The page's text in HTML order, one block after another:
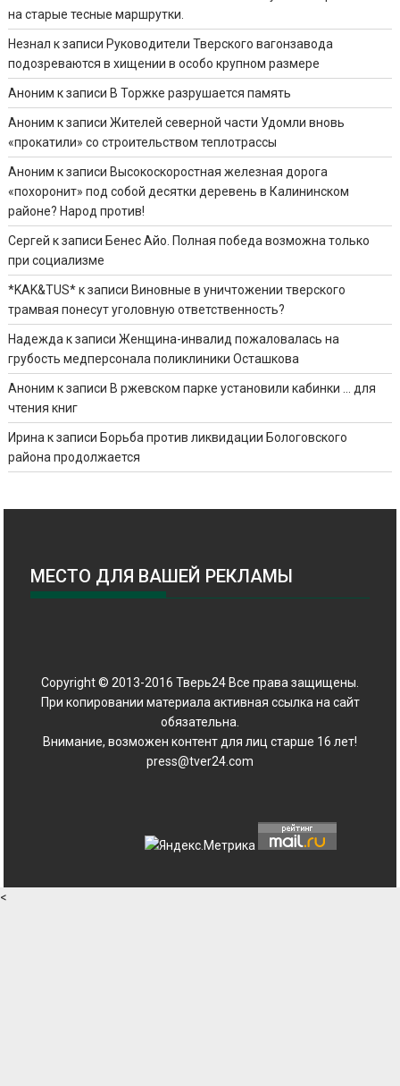
на старые тесные маршрутки.
Незнал к записи Руководители Тверского вагонзавода
подозреваются в хищении в особо крупном размере
Аноним к записи В Торжке разрушается память
Аноним к записиЖителей северной части Удомли вновь
«прокатили» со строительством теплотрассы
Аноним к записи Высокоскоростная железная дорога
«похоронит» под собой десятки деревень в Калининском
районе? Народ против!
Сергей к записи Бенес Айо. Полная победа возможна только
при социализме
*KAK&TUS*к записи Виновные в уничтожении тверского
трамвая понесут уголовную ответственность?
Надежда к записиЖенщина-инвалид пожаловалась на
грубость медперсонала поликлиники Осташкова
Аноним к записи В ржевском парке установили кабинки … для
чтения книг
Ирина к записи Борьба против ликвидации Бологовского
района продолжается
МЕСТО ДЛЯ ВАШЕЙ РЕКЛАМЫ
Copyright © 2013-2016 Тверь24 Все права защищены.
При копировании материала активная ссылка на сайт
обязательна.
Внимание, возможен контент для лиц старше 16 лет!
press@tver24.com
<